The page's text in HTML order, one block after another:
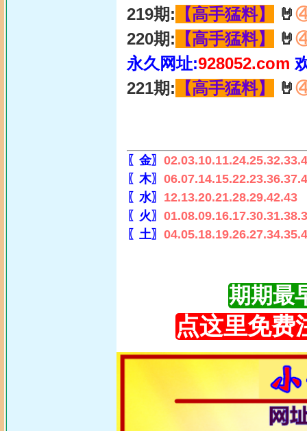
219期: 【高手猛料】 🤘
220期: 【高手猛料】 🤘
永久网址:928052.com
221期: 【高手猛料】 🤘
〖金〗
〖木〗
〖水〗 12.13.20.21.28.29.42.43
〖火〗
〖土〗
期期最
点这里免费